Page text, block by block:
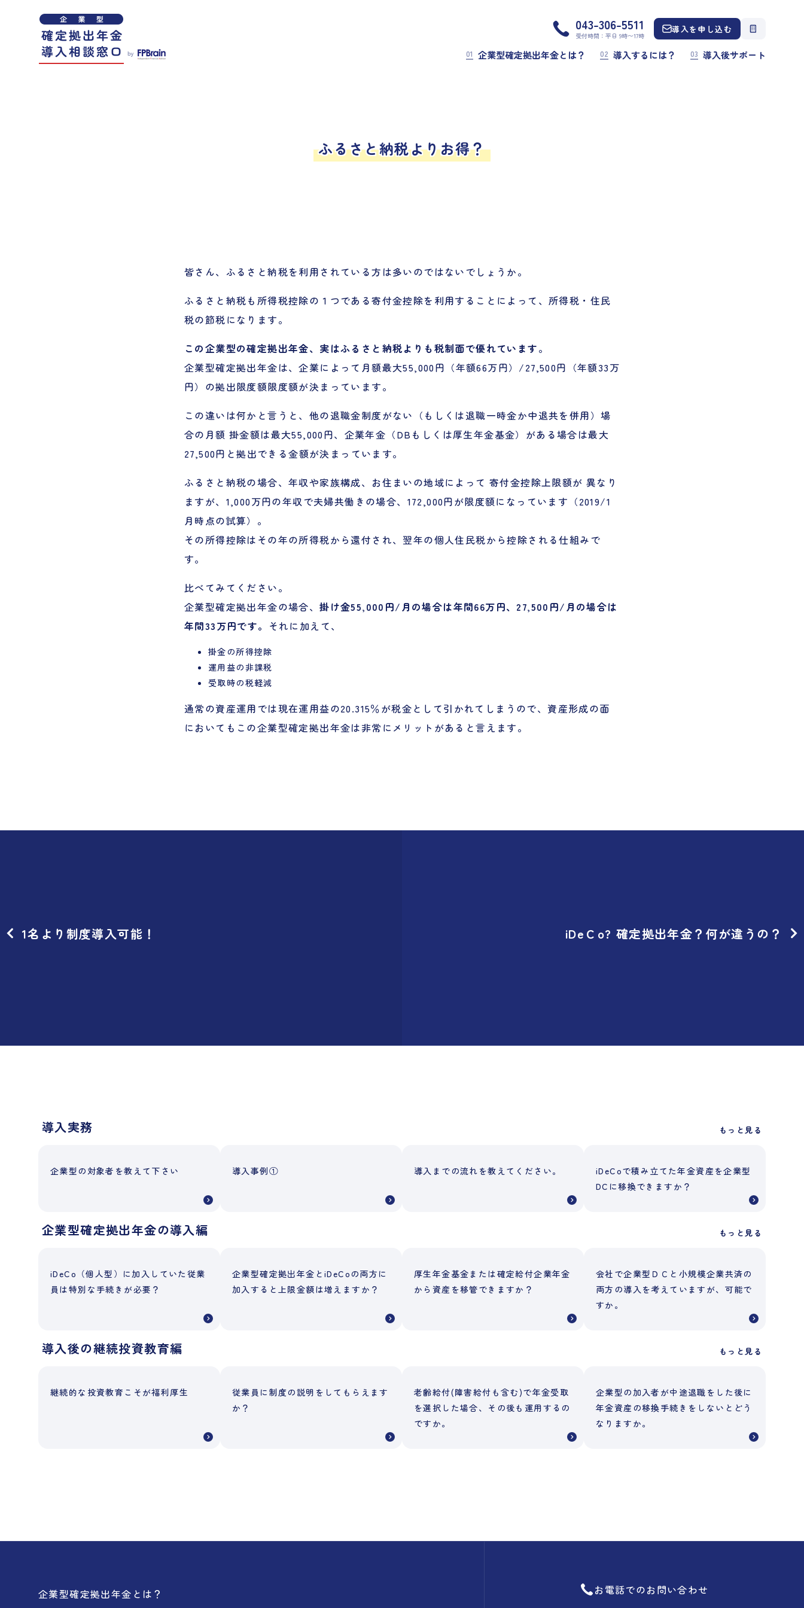
01 企業型確定拠出年金とは？ 02 導入するには？ 03 導入後サポート
043-306-5511
受付時間：平日 9時〜17時
導入を申し込む
ふるさと納税よりお得？
皆さん、ふるさと納税を利用されている方は多いのではないでしょうか。
ふるさと納税も所得税控除の１つである寄付金控除を利用することによって、所得税・住民
税の節税になります。
この企業型の確定拠出年金、実はふるさと納税よりも税制面で優れています。
企業型確定拠出年金は、企業によって月額最大55,000円（年額66万円）/27,500円（年額33万
円）の拠出限度額限度額が決まっています。
この違いは何かと言うと、他の退職金制度がない（もしくは退職一時金か中退共を併用）場
合の月額 掛金額は最大55,000円、企業年金（DBもしくは厚生年金基金）がある場合は最大
27,500円と拠出できる金額が決まっています。
ふるさと納税の場合、年収や家族構成、お住まいの地域によって 寄付金控除上限額が 異なり
ますが、1,000万円の年収で夫婦共働きの場合、172,000円が限度額になっています（2019/1
月時点の試算）。
その所得控除はその年の所得税から還付され、翌年の個人住民税から控除される仕組みで
す。
比べてみてください。
企業型確定拠出年金の場合、掛け金55,000円/月の場合は年間66万円、27,500円/月の場合は
年間33万円です。 それに加えて、
掛金の所得控除
運用益の非課税
受取時の税軽減
通常の資産運用では現在運用益の20.315％が税金として引かれてしまうので、資産形成の面
においてもこの企業型確定拠出年金は非常にメリットがあると言えます。
iDeＣo? 確定拠出年金？何が違うの？
1名より制度導入可能！
導入実務
企業型の対象者を教えて下さい 導入事例① 導入までの流れを教えてください。
iDeCoで積み立てた年金資産を企業型
DCに移換できますか？
もっと見る
企業型確定拠出年金の導入編
iDeCo（個人型）に加入していた従業
員は特別な手続きが必要？
企業型確定拠出年金とiDeCoの両方に
加入すると上限金額は増えますか？
厚生年金基金または確定給付企業年金
から資産を移管できますか？
会社で企業型ＤＣと小規模企業共済の
両方の導入を考えていますが、可能で
すか。
もっと見る
導入後の継続投資教育編
継続的な投資教育こそが福利厚生
従業員に制度の説明をしてもらえます
か？
老齢給付(障害給付も含む)で年金受取
を選択した場合、その後も運用するの
ですか。
企業型の加入者が中途退職をした後に
年金資産の移換手続きをしないとどう
なりますか。
もっと見る
企業型確定拠出年金とは？ お電話でのお問い合わせ